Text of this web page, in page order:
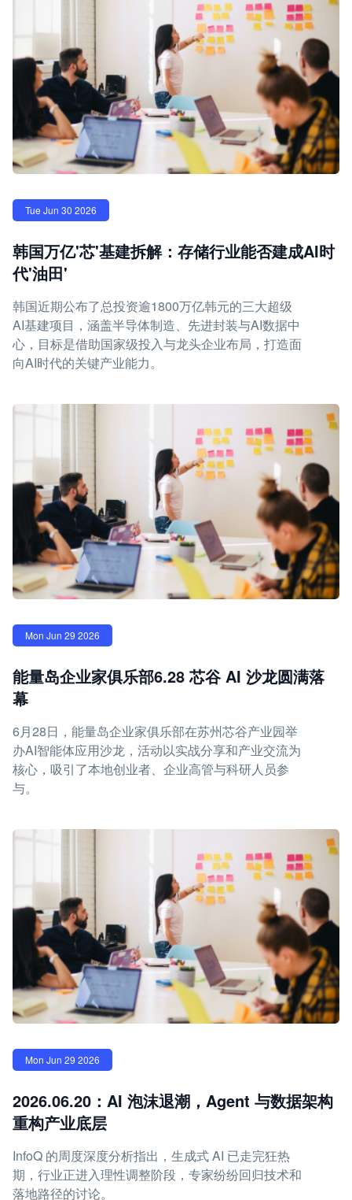
Tue Jun 30 2026
韩国万亿'芯'基建拆解：存储行业能否建成AI时
代'油田'
韩国近期公布了总投资逾1800万亿韩元的三大超级
AI基建项目，涵盖半导体制造、先进封装与AI数据中
心，目标是借助国家级投入与龙头企业布局，打造面
向AI时代的关键产业能力。
Mon Jun 29 2026
能量岛企业家俱乐部6.28 芯谷 AI 沙龙圆满落
幕
6月28日，能量岛企业家俱乐部在苏州芯谷产业园举
办AI智能体应用沙龙，活动以实战分享和产业交流为
核心，吸引了本地创业者、企业高管与科研人员参
与。
Mon Jun 29 2026
2026.06.20：AI 泡沫退潮，Agent 与数据架构
重构产业底层
InfoQ 的周度深度分析指出，生成式 AI 已走完狂热
期，行业正进入理性调整阶段，专家纷纷回归技术和
落地路径的讨论。